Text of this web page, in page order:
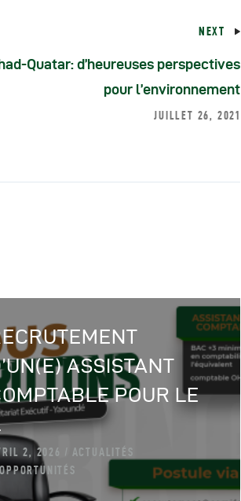
NEXT
Quatar: d’heureuses perspectives
pour l’environnement
JUILLET 26, 2021
ASSISTANT
POUR LE
2, 2026
ACTUALITÉS
OPPORTUNITÉS